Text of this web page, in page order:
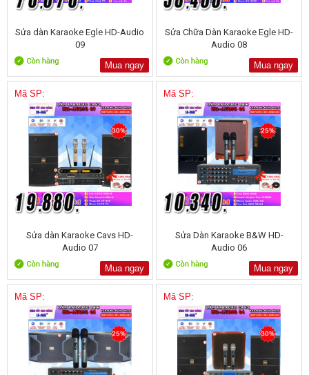
Sửa dàn Karaoke Egle HD-Audio
09
Mua ngay
Sửa Chữa Dàn Karaoke Egle HD-
Audio 08
Mua ngay
Mã SP:
Sửa dàn Karaoke Cavs HD-
Audio 07
Mua ngay
Mã SP:
Sửa Dàn Karaoke B&W HD-
Audio 06
Mua ngay
Mã SP: Mã SP: